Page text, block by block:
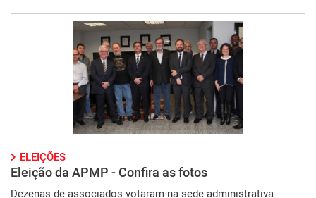
ELEIÇÕES
Eleição da APMP - Confira as fotos
Dezenas de associados votaram na sede administrativa